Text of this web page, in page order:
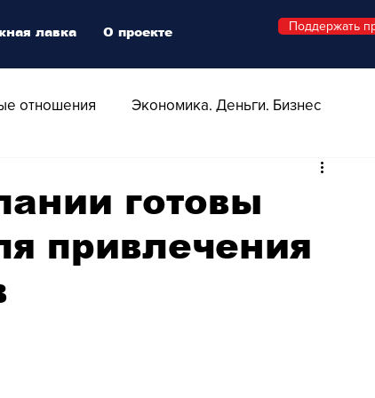
отношения Экономика. Деньги. Бизнес
Афиша Стиль Стильный четверг
готовы
привлечения
лавка О проекте Поддержать